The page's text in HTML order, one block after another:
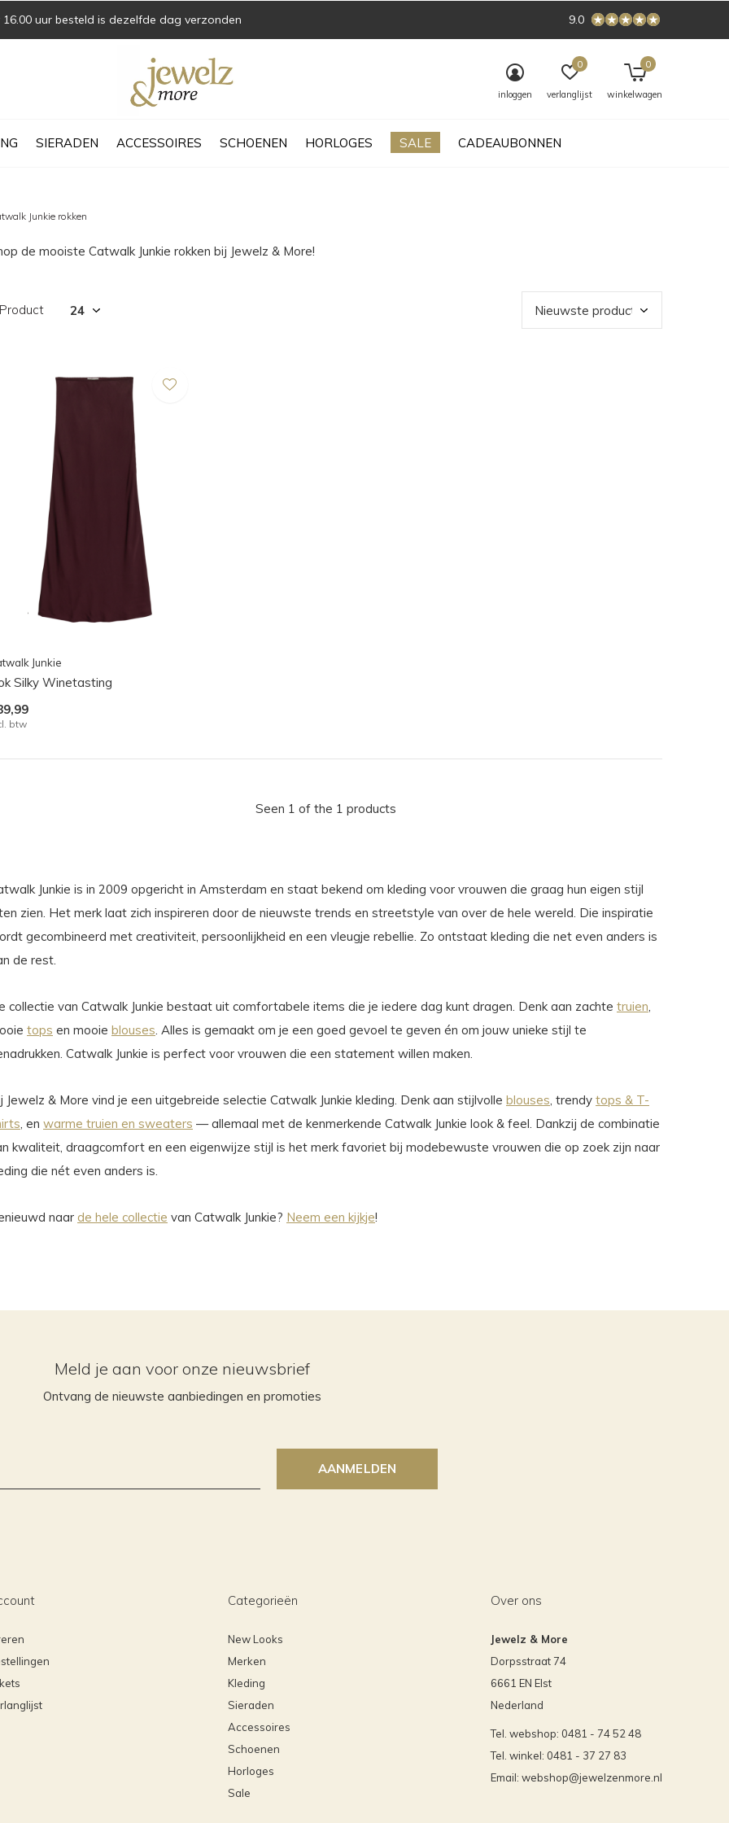
SIERADEN ACCESSOIRES SCHOENEN HORLOGES SALE CADEAUBONNEN
inloggen verlanglijst
0
winkelwagen
0
16.00 uur besteld is dezelfde dag verzonden 9.0
Junkie rokken
de mooiste Catwalk Junkie rokken bij Jewelz & More!
Junkie
Silky Winetasting
btw
Seen 1 of the 1 products
Junkie is in 2009 opgericht in Amsterdam en staat bekend om kleding voor vrouwen die graag hun eigen stijl
zien. Het merk laat zich inspireren door de nieuwste trends en streetstyle van over de hele wereld. Die inspiratie
gecombineerd met creativiteit, persoonlijkheid en een vleugje rebellie. Zo ontstaat kleding die net even anders is
de rest.
collectie van Catwalk Junkie bestaat uit comfortabele items die je iedere dag kunt dragen. Denk aan zachte truien
tops en mooie blouses . Alles is gemaakt om je een goed gevoel te geven én om jouw unieke stijl te
Catwalk Junkie is perfect voor vrouwen die een statement willen maken.
Jewelz & More vind je een uitgebreide selectie Catwalk Junkie kleding. Denk aan stijlvolle blouses , trendy tops & T-
, en warme truien en sweaters — allemaal met de kenmerkende Catwalk Junkie look & feel. Dankzij de combinatie
kwaliteit, draagcomfort en een eigenwijze stijl is het merk favoriet bij modebewuste vrouwen die op zoek zijn naar
die nét even anders is.
naar de hele collectie van Catwalk Junkie? Neem een kijkje!
Meld je aan voor onze nieuwsbrief
Ontvang de nieuwste aanbiedingen en promoties
AANMELDEN
Categorieën
New Looks
Merken
Kleding
Sieraden
Accessoires
Schoenen
Horloges
Sale
Over ons
Jewelz & More
Dorpsstraat 74
6661 EN Elst
Nederland
Tel. webshop: 0481 - 74 52 48
Tel. winkel: 0481 - 37 27 83
Email: webshop@jewelzenmore.nl